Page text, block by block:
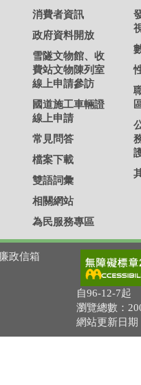
消費者資訊
政府資料開放
雪隧文物館、收
費站文物陳列室
線上申請參訪
國道施工車輛證
線上申請
常見問答
檔案下載
雙語詞彙
相關網站
為民服務專區
廉政信箱
自96-12-7起
瀏覽總數：
網站更新日期